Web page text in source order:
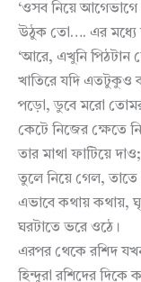
‘ওসব নিয়ে
উঠুক তো…. এর মধ্যে
‘আরে, এখুনি পিঠটান
খাতিরে যদি এতটুকুও
পড়ো, ডুবে মরো
কেটে নিজের ক্ষেতে
তার মাথা ফাটিয়ে
তুলে নিয়ে গেল,
এভাবে কথায় কথায়,
ঘরটাতে ভরে ওঠে।
এরপর থেকে রশিদ
হিন্দুরা রশিদের